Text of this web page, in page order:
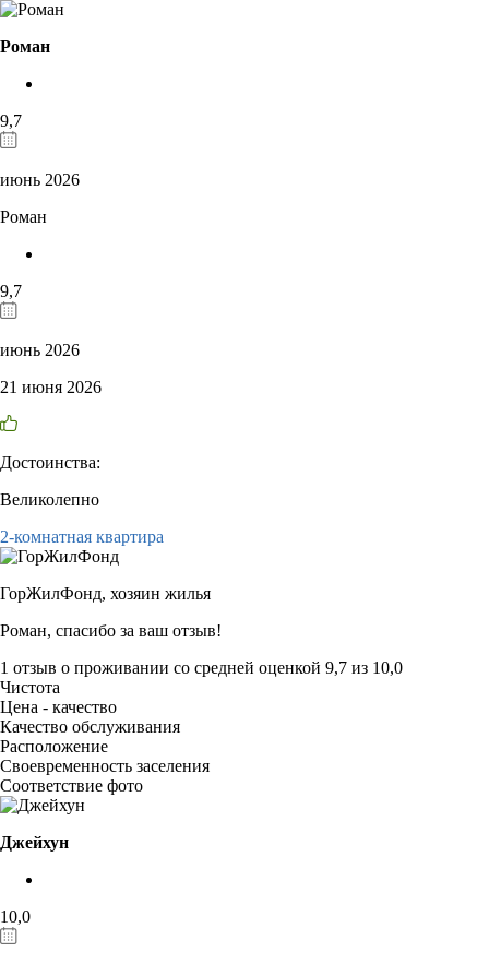
Роман
9,7
июнь 2026
Роман
9,7
июнь 2026
21 июня 2026
Достоинства:
Великолепно
2-комнатная квартира
ГорЖилФонд, хозяин жилья
Роман, спасибо за ваш отзыв!
1 отзыв о проживании со средней оценкой 9,7 из 10,0
Чистота
Цена - качество
Качество обслуживания
Расположение
Своевременность заселения
Соответствие фото
Джейхун
10,0